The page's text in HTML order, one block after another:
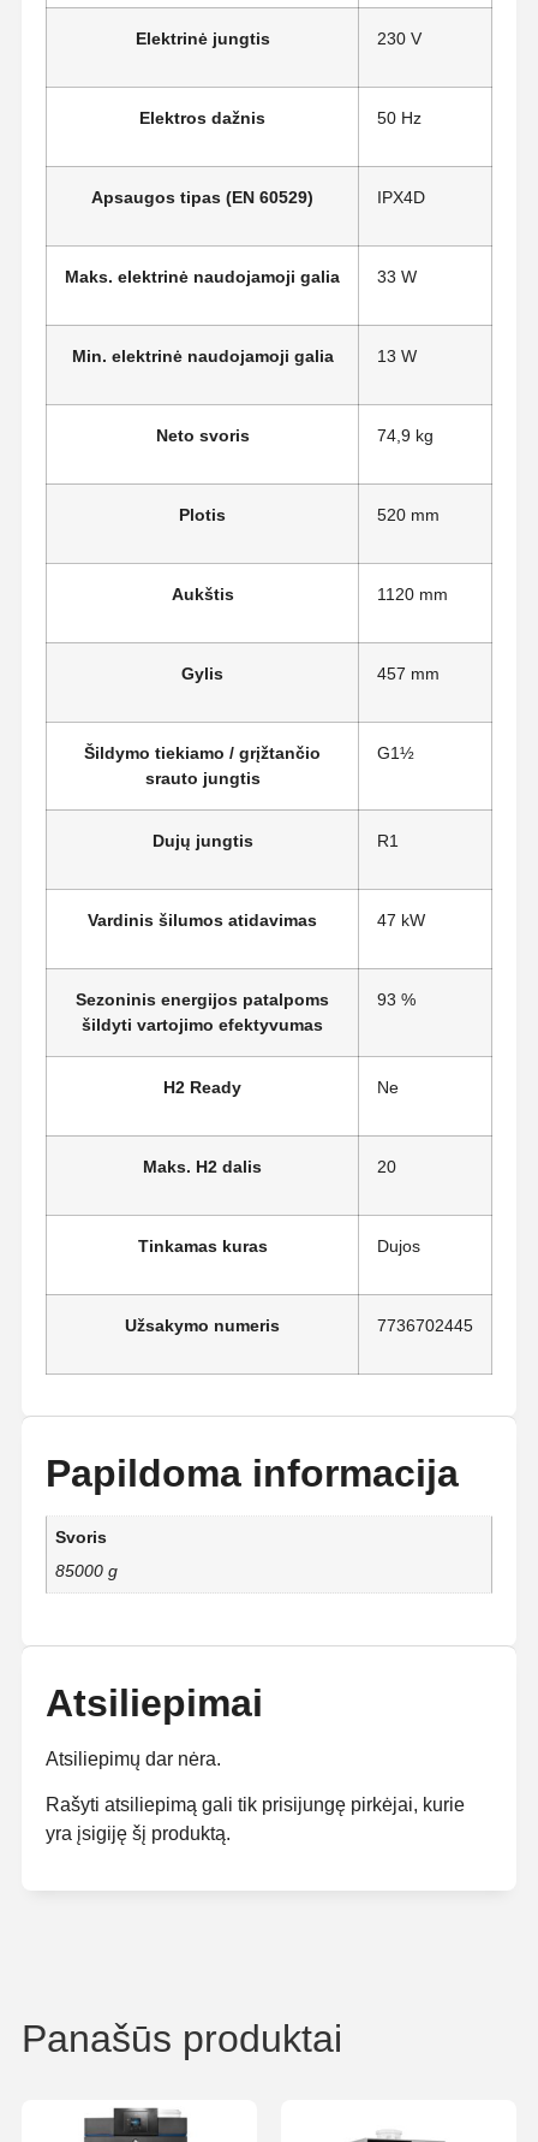
Elektrinė jungtis 230 V
Elektros dažnis 50 Hz
Apsaugos tipas (EN 60529) IPX4D
Maks. elektrinė naudojamoji galia 33 W
Min. elektrinė naudojamoji galia 13 W
Neto svoris 74,9 kg
Plotis 520 mm
Aukštis 1120 mm
Gylis 457 mm
Šildymo tiekiamo / grįžtančio
srauto jungtis
G1½
Dujų jungtis R1
Vardinis šilumos atidavimas 47 kW
Sezoninis energijos patalpoms
šildyti vartojimo efektyvumas
93 %
H2 Ready Ne
Maks. H2 dalis 20
Tinkamas kuras Dujos
Užsakymo numeris 7736702445
Papildoma informacija
Svoris
85000 g
Atsiliepimai
Atsiliepimų dar nėra.
Rašyti atsiliepimą gali tik prisijungę pirkėjai, kurie
yra įsigiję šį produktą.
Panašūs produktai